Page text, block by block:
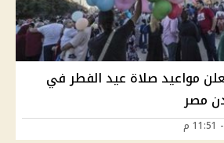
مواعيد صلاة عيد الفطر في
مصر